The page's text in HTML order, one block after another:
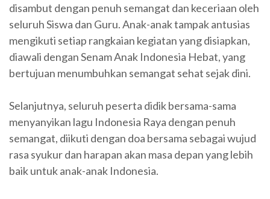
disambut dengan penuh semangat dan keceriaan oleh
seluruh Siswa dan Guru. Anak-anak tampak antusias
mengikuti setiap rangkaian kegiatan yang disiapkan,
diawali dengan Senam Anak Indonesia Hebat, yang
bertujuan menumbuhkan semangat sehat sejak dini.
Selanjutnya, seluruh peserta didik bersama-sama
menyanyikan lagu Indonesia Raya dengan penuh
semangat, diikuti dengan doa bersama sebagai wujud
rasa syukur dan harapan akan masa depan yang lebih
baik untuk anak-anak Indonesia.